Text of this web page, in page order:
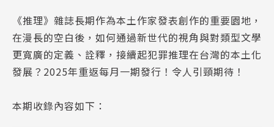
《推理》雜誌長期作為本土作家發表創作的重要園地，
在漫長的空白後，如何通過新世代的視角與對類型文學
更寬廣的定義、詮釋，接續起犯罪推理在台灣的本土化
發展？2025年重返每月一期發行！令人引頸期待！
本期收錄內容如下：